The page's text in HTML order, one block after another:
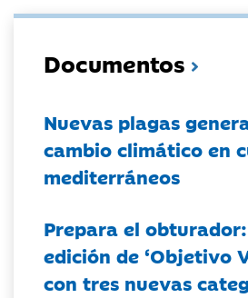
Documentos
Nuevas plagas
cambio climático en
mediterráneos
Prepara el
edición de ‘Objetivo
con tres nuevas